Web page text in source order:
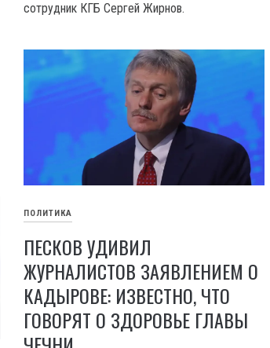
сотрудник КГБ Сергей Жирнов.
ПОЛИТИКА
ПЕСКОВ УДИВИЛ
ЖУРНАЛИСТОВ ЗАЯВЛЕНИЕМ О
КАДЫРОВЕ: ИЗВЕСТНО, ЧТО
ГОВОРЯТ О ЗДОРОВЬЕ ГЛАВЫ